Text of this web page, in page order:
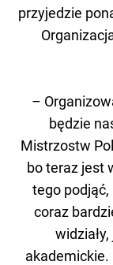
przyjedzie
–
będzie
Mistrzostw
bo teraz jest
tego podjąć,
coraz
akademickie.